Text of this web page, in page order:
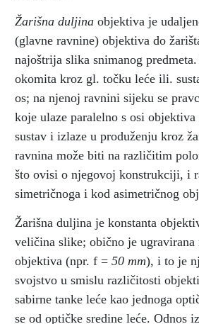
Žarišna duljina objektiva je
(glavne ravnine) objektiva do
najoštrija slika snimanog
okomita kroz gl. točku leće ili.
os; na njenoj ravnini sijeku se
koje ulaze paralelno s osi
sustav i izlaze u produženju kroz
ravnina može biti na različitim
što ovisi o njegovoj konstrukciji, i
simetričnoga i kod asimetričnog
Žarišna duljina je konstanta
veličina slike; obično je ugravirana
objektiva (npr. f = 50 mm), i to je
svojstvo u smislu različitosti
sabirne tanke leće kao jednoga
se od optičke sredine leće. Odnos